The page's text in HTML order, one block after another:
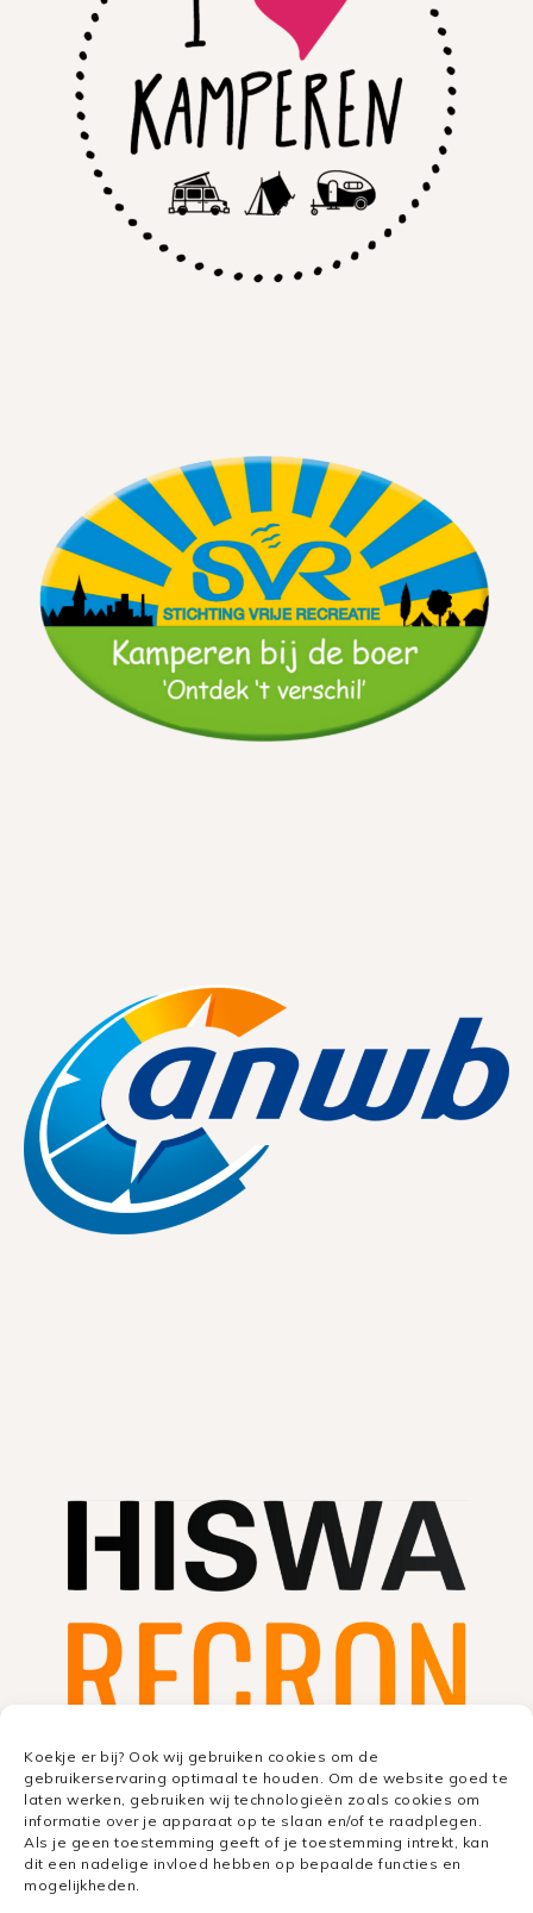
Koekje er bij? Ook wij gebruiken cookies om de
gebruikerservaring optimaal te houden. Om de website goed te
laten werken, gebruiken wij technologieën zoals cookies om
informatie over je apparaat op te slaan en/of te raadplegen.
Als je geen toestemming geeft of je toestemming intrekt, kan
dit een nadelige invloed hebben op bepaalde functies en
mogelijkheden.